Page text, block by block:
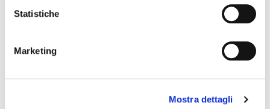
Statistiche
Marketing
Mostra dettagli
41,60 €